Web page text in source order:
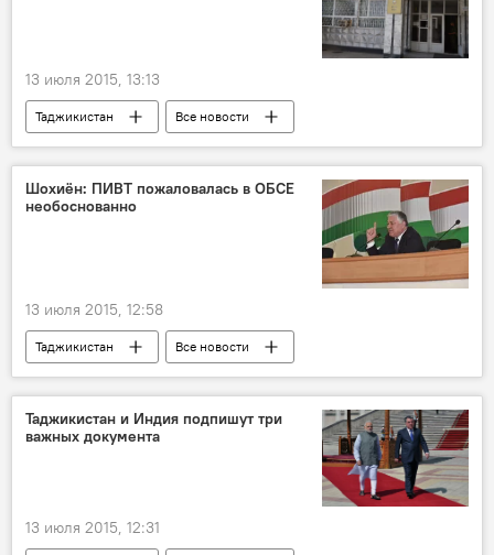
13 июля 2015, 13:13
Таджикистан
Все новости
Шермухаммад Шохиён
Группа 24
Хизб ут-Тахрир
"Аль-Каида"
"Точикистони Озод"
Шохиён: ПИВТ пожаловалась в ОБСЕ
необоснованно
13 июля 2015, 12:58
Таджикистан
Все новости
ПИВТ - хроника пикирующего бомбардировщика
Шермухаммад Шохиён
ОБСЕ
ПИВТ
Верховный суд Таджикистана
МВД Таджикистана
ГКНБ Таджикистана
Таджикистан и Индия подпишут три
важных документа
13 июля 2015, 12:31